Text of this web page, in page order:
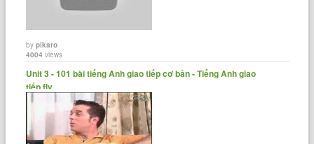
bypikaro
4004 views
Unit 3 - 101 bài tiếng Anh giao tiếp cơ bản - Tiếng Anh giao
tiếp.flv......